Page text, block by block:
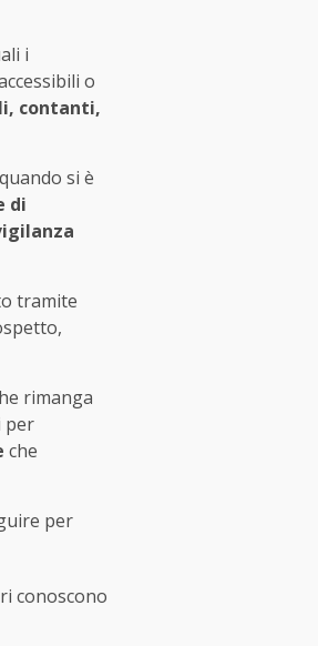
i
o
contanti,
si è
di
tramite
rimanga
per
che
per
conoscono